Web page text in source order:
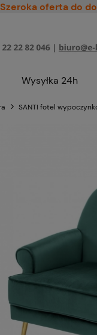
Szeroka oferta do
Wysyłka 24h
SANTI fotel